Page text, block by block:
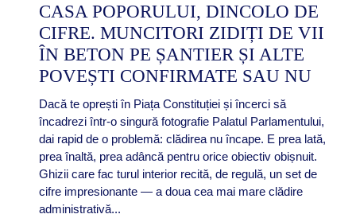
CASA POPORULUI, DINCOLO DE
CIFRE. MUNCITORI ZIDIȚI DE VII
ÎN BETON PE ȘANTIER ȘI ALTE
POVEȘTI CONFIRMATE SAU NU
Dacă te oprești în Piața Constituției și încerci să
încadrezi într-o singură fotografie Palatul Parlamentului,
dai rapid de o problemă: clădirea nu încape. E prea lată,
prea înaltă, prea adâncă pentru orice obiectiv obișnuit.
Ghizii care fac turul interior recită, de regulă, un set de
cifre impresionante — a doua cea mai mare clădire
administrativă...